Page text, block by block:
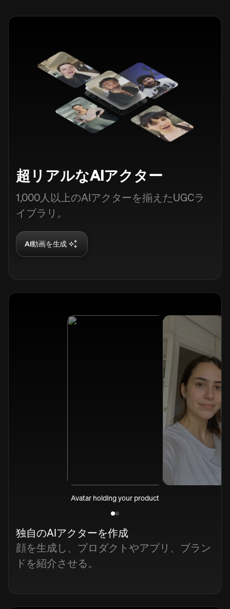
超リアルなAIアクター
1,000人以上のAIアクターを揃えたUGCラ
イブラリ。
AI動画を生成
Avatar holding your product
独自のAIアクターを作成
顔を生成し、プロダクトやアプリ、ブラン
ドを紹介させる。